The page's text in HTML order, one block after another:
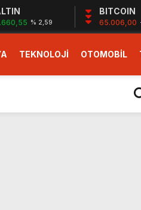
% 2,59
BITCOIN
65.006,00
TEKNOLOJİ OTOMOBİL